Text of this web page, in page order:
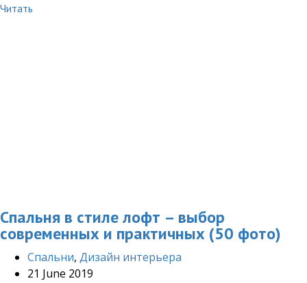
Читать
Спальня в стиле лофт – выбор
современных и практичных (50 фото)
Cпальни, Дизайн интерьера
21 June 2019